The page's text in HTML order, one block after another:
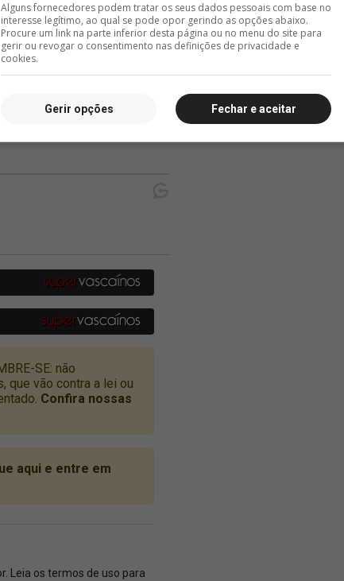
Alguns fornecedores podem tratar os seus dados pessoais com base no
interesse legítimo, ao qual se pode opor gerindo as opções abaixo.
Procure um link na parte inferior desta página ou no menu do site para
gerir ou revogar o consentimento nas definições de privacidade e
cookies.
Fechar e aceitar
Gerir opções